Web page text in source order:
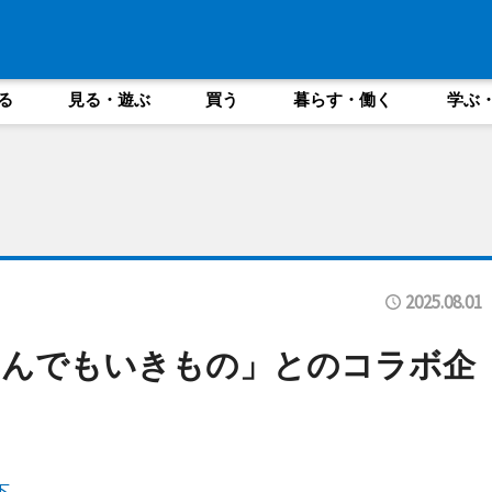
見る・遊ぶ 買う 暮らす・働く 学ぶ
2025.08.01
でもいきもの」とのコラボ企